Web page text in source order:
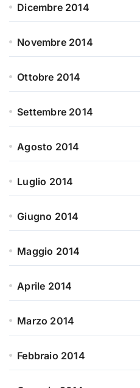
Dicembre 2014
Novembre 2014
Ottobre 2014
Settembre 2014
Agosto 2014
Luglio 2014
Giugno 2014
Maggio 2014
Aprile 2014
Marzo 2014
Febbraio 2014